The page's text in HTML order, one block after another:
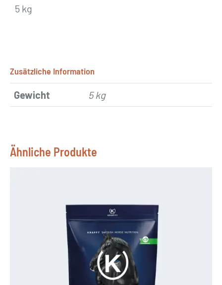
5 kg
Zusätzliche Information
Gewicht 5 kg
Ähnliche Produkte